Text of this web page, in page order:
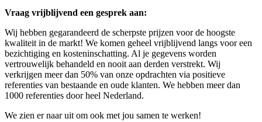
Vraag vrijblijvend een gesprek aan:
Wij hebben gegarandeerd de scherpste prijzen voor de hoogste
kwaliteit in de markt! We komen geheel vrijblijvend langs voor een
bezichtiging en kosteninschatting. Al je gegevens worden
vertrouwelijk behandeld en nooit aan derden verstrekt. Wij
verkrijgen meer dan 50% van onze opdrachten via positieve
referenties van bestaande en oude klanten. We hebben meer dan
1000 referenties door heel Nederland.
We zien er naar uit om ook met jou samen te werken!